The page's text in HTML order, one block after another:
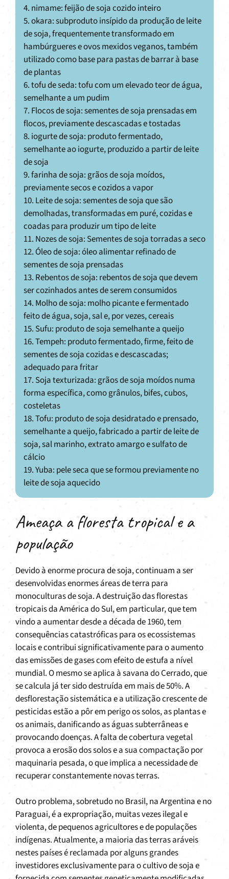
4. nimame: feijão de soja cozido inteiro
5. okara: subproduto insípido da produção de leite
de soja, frequentemente transformado em
hambúrgueres e ovos mexidos veganos, também
utilizado como base para pastas de barrar à base
de plantas
6. tofu de seda: tofu com um elevado teor de água,
semelhante a um pudim
7. Flocos de soja: sementes de soja prensadas em
flocos, previamente descascadas e tostadas
8. iogurte de soja: produto fermentado,
semelhante ao iogurte, produzido a partir de leite
de soja
9. farinha de soja: grãos de soja moídos,
previamente secos e cozidos a vapor
10. Leite de soja: sementes de soja que são
demolhadas, transformadas em puré, cozidas e
coadas para produzir um tipo de leite
11. Nozes de soja: Sementes de soja torradas a seco
12. Óleo de soja: óleo alimentar refinado de
sementes de soja prensadas
13. Rebentos de soja: rebentos de soja que devem
ser cozinhados antes de serem consumidos
14. Molho de soja: molho picante e fermentado
feito de água, soja, sal e, por vezes, cereais
15. Sufu: produto de soja semelhante a queijo
16. Tempeh: produto fermentado, firme, feito de
sementes de soja cozidas e descascadas;
adequado para fritar
17. Soja texturizada: grãos de soja moídos numa
forma específica, como grânulos, bifes, cubos,
costeletas
18. Tofu: produto de soja desidratado e prensado,
semelhante a queijo, fabricado a partir de leite de
soja, sal marinho, extrato amargo e sulfato de
cálcio
19. Yuba: pele seca que se formou previamente no
leite de soja aquecido
Ameaça a floresta tropical e a
população
Devido à enorme procura de soja, continuam a ser
desenvolvidas enormes áreas de terra para
monoculturas de soja. A destruição das florestas
tropicais da América do Sul, em particular, que tem
vindo a aumentar desde a década de 1960, tem
consequências catastróficas para os ecossistemas
locais e contribui significativamente para o aumento
das emissões de gases com efeito de estufa a nível
mundial. O mesmo se aplica à savana do Cerrado, que
se calcula já ter sido destruída em mais de 50%. A
desflorestação sistemática e a utilização crescente de
pesticidas estão a pôr em perigo os solos, as plantas e
os animais, danificando as águas subterrâneas e
provocando doenças. A falta de cobertura vegetal
provoca a erosão dos solos e a sua compactação por
maquinaria pesada, o que implica a necessidade de
recuperar constantemente novas terras.
Outro problema, sobretudo no Brasil, na Argentina e no
Paraguai, é a expropriação, muitas vezes ilegal e
violenta, de pequenos agricultores e de populações
indígenas. Atualmente, a maioria das terras aráveis
nestes países é reclamada por alguns grandes
investidores exclusivamente para o cultivo de soja e